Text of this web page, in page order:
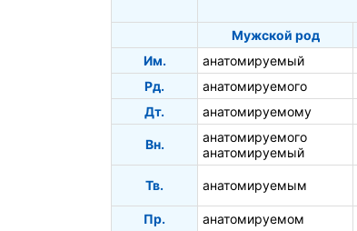
Мужской род
Им.
анатомируемый
Рд.
анатомируемого
Дт.
анатомируемому
Вн.
анатомируемого
анатомируемый
Тв. анатомируемым
Пр. анатомируемом